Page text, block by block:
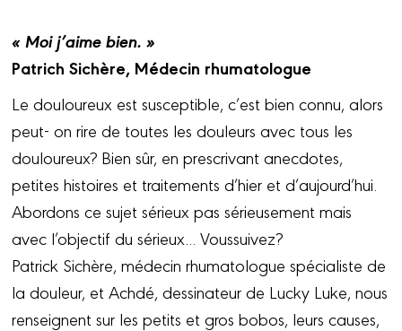
« Moi j’aime bien. »
Patrich Sichère, Médecin rhumatologue
Le douloureux est susceptible, c’est bien connu, alors
peut- on rire de toutes les douleurs avec tous les
douloureux? Bien sûr, en prescrivant anecdotes,
petites histoires et traitements d’hier et d’aujourd’hui.
Abordons ce sujet sérieux pas sérieusement mais
avec l’objectif du sérieux... Voussuivez?
Patrick Sichère, médecin rhumatologue spécialiste de
la douleur, et Achdé, dessinateur de Lucky Luke, nous
renseignent sur les petits et gros bobos, leurs causes,